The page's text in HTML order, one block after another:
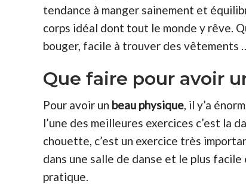
tendance à manger sainement et
corps idéal dont tout le monde y rêve.
bouger, facile à trouver des vêtements
Que faire pour avoir
Pour avoir un beau physique, il y’a
l’une des meilleures exercices c’est la
chouette, c’est un exercice très
dans une salle de danse et le plus
pratique.